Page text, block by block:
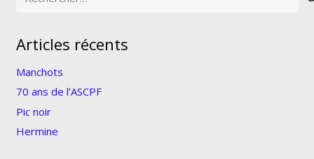
Articles récents
Manchots
70 ans de l’ASCPF
Pic noir
Hermine